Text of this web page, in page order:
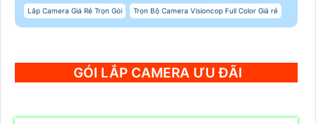
Lắp Camera Giá Rẻ Trọn Gói Trọn Bộ Camera Visioncop Full Color Giá rẻ
GÓI LẮP CAMERA ƯU ĐÃI